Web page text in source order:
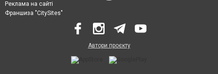
Реклама на сайті
Франшиза "CitySites"
Автори проєкту